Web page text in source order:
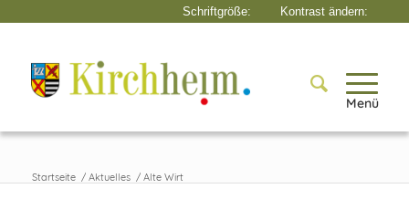
Menü
Startseite / Aktuelles / Alte Wirt